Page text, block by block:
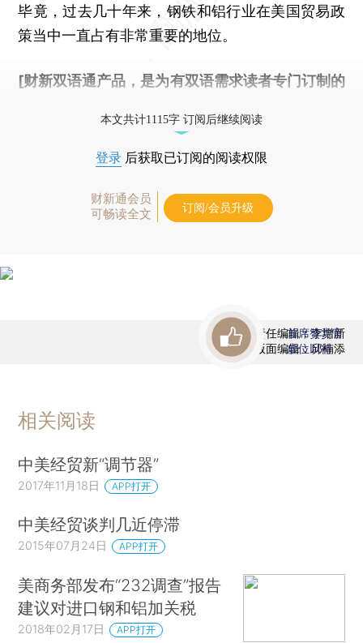
毕竟，过去几十年来，钢铁和铝行业在美国贸易政
策当中一直占有非常重要的地位。
[财新双语通产品，是为有双语需求读者专门订制的
本文共计1115字 订阅后继续阅读
登录 后获取已订阅的阅读权限
财新通会员
可畅读全文
订阅/会员升级
责任编辑：李增新
版面编辑：邱楠添
首席赞赏官
虚位以待
相关阅读
中美经贸新“调节器”
2017年11月18日 APP打开
中美经贸谈判几近停滞
2015年07月24日 APP打开
美商务部发布“232调查”报告
建议对进口钢和铝加关税
2018年02月17日 APP打开